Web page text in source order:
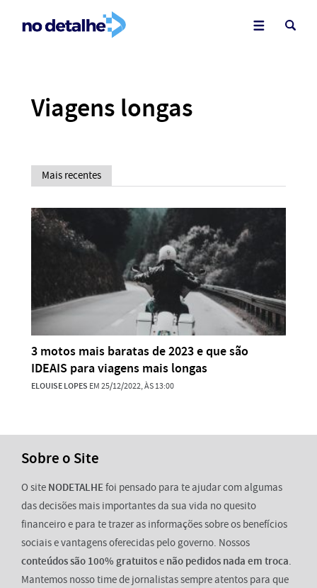
Viagens longas
Mais recentes
3 motos mais baratas de 2023 e que são
IDEAIS para viagens mais longas
ELOUISE LOPES EM 25/12/2022, ÀS 13:00
Sobre o Site
O site NODETALHEfoi pensado para te ajudar com algumas
das decisões mais importantes da sua vida no quesito
financeiro e para te trazer as informações sobre os benefícios
sociais e vantagens oferecidas pelo governo. Nossos
conteúdos são 100% gratuitose não pedidos nada em troca.
Mantemos nosso time de jornalistas sempre atentos para que